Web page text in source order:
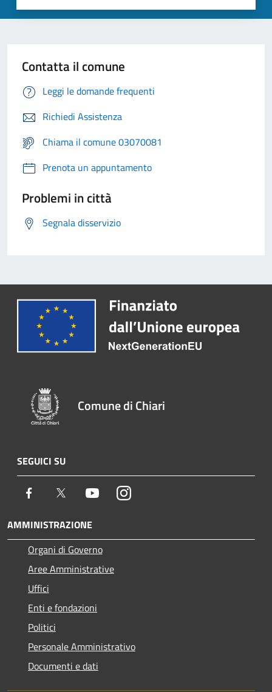
Contatta il comune
Leggi le domande frequenti
Richiedi Assistenza
Chiama il comune 03070081
Prenota un appuntamento
Problemi in città
Segnala disservizio
Comune di Chiari
SEGUICI SU
Facebook Twitter YoutubeInstagram
AMMINISTRAZIONE
Organi di Governo
Aree Amministrative
Uffici
Enti e fondazioni
Politici
Personale Amministrativo
Documenti e dati